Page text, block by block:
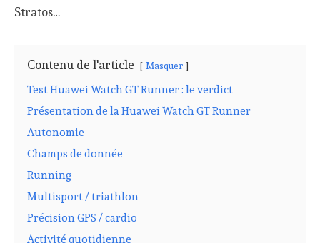
Stratos…
Contenu de l'article Masquer
Test Huawei Watch GT Runner : le verdict
Présentation de la Huawei Watch GT Runner
Autonomie
Champs de donnée
Running
Multisport / triathlon
Précision GPS / cardio
Activité quotidienne